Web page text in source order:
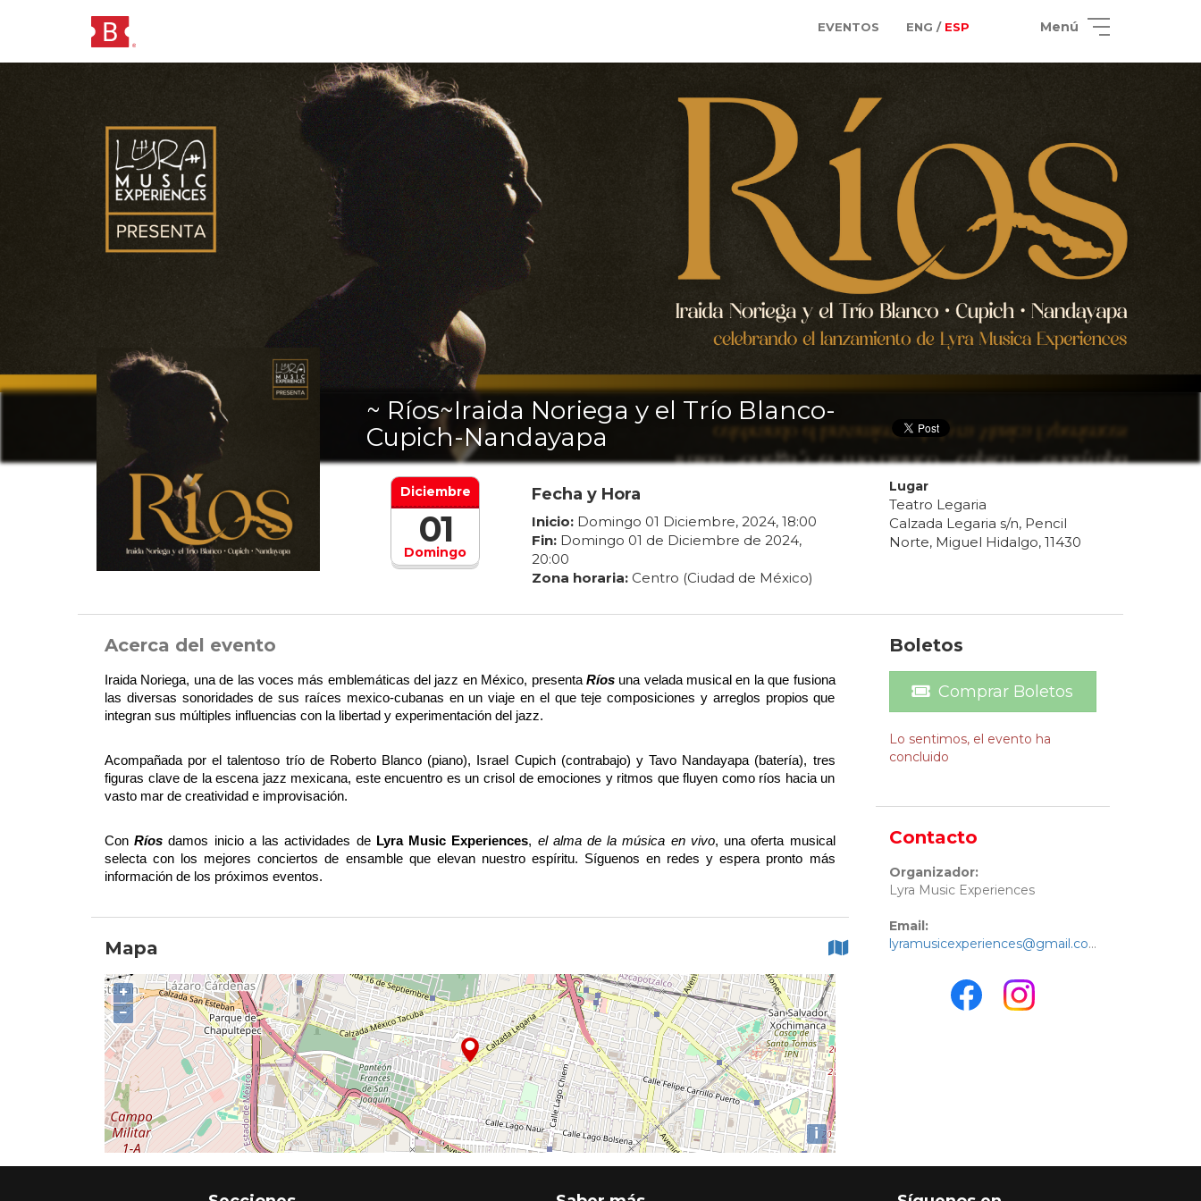
EVENTOS ENG / ESP Menú
~ Ríos~Iraida Noriega y el Trío Blanco-
Cupich-Nandayapa
Domingo
Diciembre
01
Fecha y Hora
Inicio: Domingo 01 Diciembre, 2024, 18:00
Fin: Domingo 01 de Diciembre de 2024,
20:00
Zona horaria: Centro (Ciudad de México)
Lugar
Teatro Legaria
Calzada Legaria s/n, Pencil
Norte, Miguel Hidalgo, 11430
Acerca del evento
Iraida Noriega, una de las voces más emblemáticas del jazz en México, presenta Ríos una velada musical en la que fusiona
las diversas sonoridades de sus raíces mexico-cubanas en un viaje en el que teje composiciones y arreglos propios que
integran sus múltiples influencias con la libertad y experimentación del jazz.
Acompañada por el talentoso trío de Roberto Blanco (piano), Israel Cupich (contrabajo) y Tavo Nandayapa (batería), tres
figuras clave de la escena jazz mexicana, este encuentro es un crisol de emociones y ritmos que fluyen como ríos hacia un
vasto mar de creatividad e improvisación.
Con Ríos damos inicio a las actividades de Lyra Music Experiences, el alma de la música en vivo, una oferta musical
selecta con los mejores conciertos de ensamble que elevan nuestro espíritu. Síguenos en redes y espera pronto más
información de los próximos eventos.
Mapa
+
−
i
Boletos
Comprar Boletos
Lo sentimos, el evento ha
concluido
Contacto
Organizador:
Lyra Music Experiences
Email:
lyramusicexperiences@gmail.com